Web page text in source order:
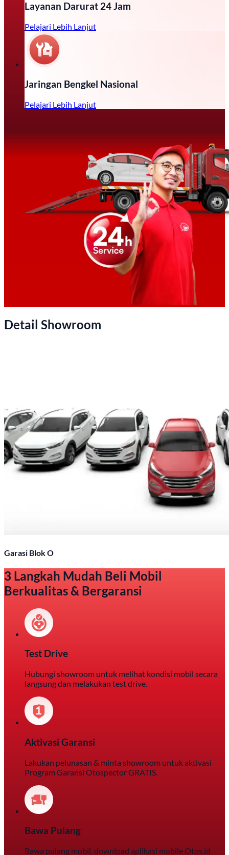
Layanan Darurat 24 Jam
Pelajari Lebih Lanjut
Jaringan Bengkel Nasional
Pelajari Lebih Lanjut
Detail Showroom
Garasi Blok O
3 Langkah Mudah Beli Mobil
Berkualitas & Bergaransi
Test Drive
Hubungi showroom untuk melihat kondisi mobil secara
langsung dan melakukan test drive.
Aktivasi Garansi
Lakukan pelunasan & minta showroom untuk aktivasi
Program Garansi Otospector GRATIS.
Bawa Pulang
Bawa pulang mobil, download aplikasi mobile Otos.id